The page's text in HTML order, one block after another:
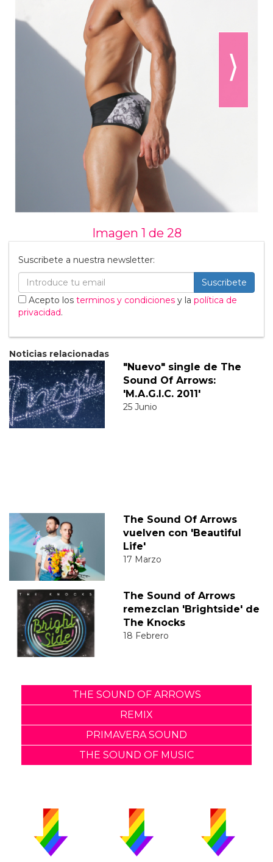
⟩
Imagen 1 de 28
Suscribete a nuestra newsletter:
Suscribete
Acepto los terminos y condiciones y la política de
privacidad.
Noticias relacionadas
"Nuevo" single de The
Sound Of Arrows:
'M.A.G.I.C. 2011'
25 Junio
The Sound Of Arrows
vuelven con 'Beautiful
Life'
17 Marzo
The Sound of Arrows
remezclan 'Brightside' de
The Knocks
18 Febrero
THE SOUND OF ARROWS
REMIX
PRIMAVERA SOUND
THE SOUND OF MUSIC